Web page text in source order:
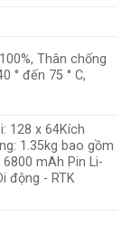
Thân chống
° đến 75 ° C,
128 x 64Kích
1.35kg bao gồm
mAh Pin Li-
động - RTK